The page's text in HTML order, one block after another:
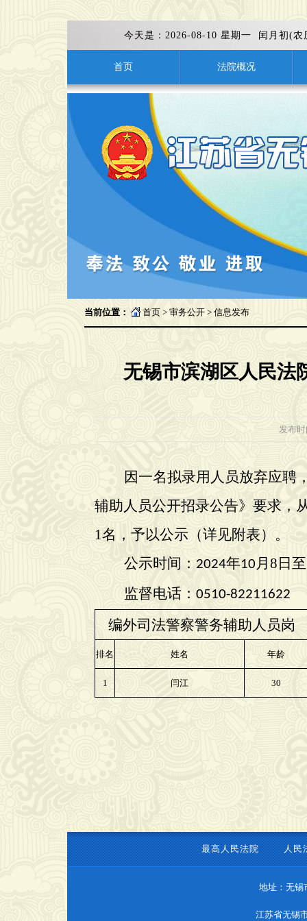
今天是： 2026-08-10 星期一 闰月初(
首页 法院概况
当前位置： 首页 > 审务公开 > 信息发布
无锡市滨湖区人民法
发布
因一名拟录用人员放弃应聘
辅助人员公开招录公告》要求，
1名，予以公示（详见附表）。
公示时间： 2024年10月 8 日至
监督电话： 0510-82211622
编外司法警察警务辅助人员岗
排名 姓名 年龄
1 闫江 30
最高人民法院 人民
地址：无锡
江苏省无锡